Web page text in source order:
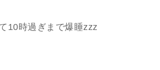
10時過ぎまで爆睡zzz